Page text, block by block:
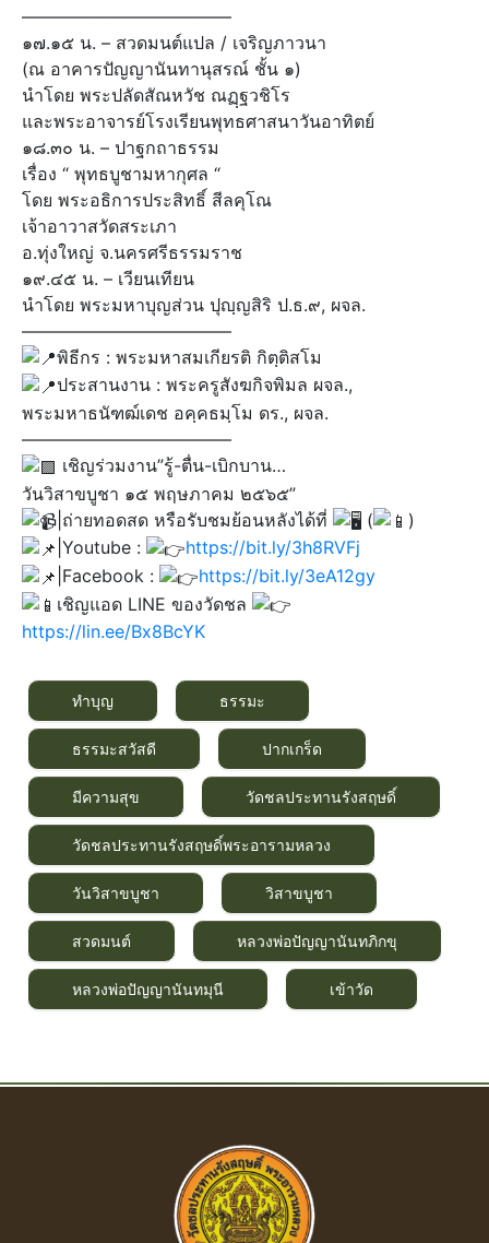
————————————
๑๗.๑๕ น. – สวดมนต์แปล / เจริญภาวนา
(ณ อาคารปัญญานันทานุสรณ์ ชั้น ๑)
นำโดย พระปลัดสัณหวัช ณฏฺฐวชิโร
และพระอาจารย์โรงเรียนพุทธศาสนาวันอาทิตย์
๑๘.๓๐ น. – ปาฐกถาธรรม
เรื่อง “ พุทธบูชามหากุศล “
โดย พระอธิการประสิทธิ์ สีลคุโณ
เจ้าอาวาสวัดสระเภา
อ.ทุ่งใหญ่ จ.นครศรีธรรมราช
๑๙.๔๕ น. – เวียนเทียน
นำโดย พระมหาบุญส่วน ปุญฺญสิริ ป.ธ.๙, ผจล.
————————————
พิธีกร : พระมหาสมเกียรติ กิตฺติสโม
ประสานงาน : พระครูสังฆกิจพิมล ผจล.,
พระมหาธนัฑฒ์เดช อคฺคธมฺโม ดร., ผจล.
————————————
เชิญร่วมงาน”รู้-ตื่น-เบิกบาน…
วันวิสาขบูชา ๑๕ พฤษภาคม ๒๕๖๕”
|ถ่ายทอดสด หรือรับชมย้อนหลังได้ที่
(
)​
|Youtube :
https://bit.ly/3h8RVFj
|Facebook :
https://bit.ly/3eA12gy
เชิญแอด LINE ของวัดชล
https://lin.ee/Bx8BcYK
ทำบุญ ธรรมะ
ธรรมะสวัสดี ปากเกร็ด
มีความสุข วัดชลประทานรังสฤษดิ์
วัดชลประทานรังสฤษดิ์พระอารามหลวง
วันวิสาขบูชา วิสาขบูชา
สวดมนต์ หลวงพ่อปัญญานันทภิกขุ
หลวงพ่อปัญญานันทมุนี เข้าวัด